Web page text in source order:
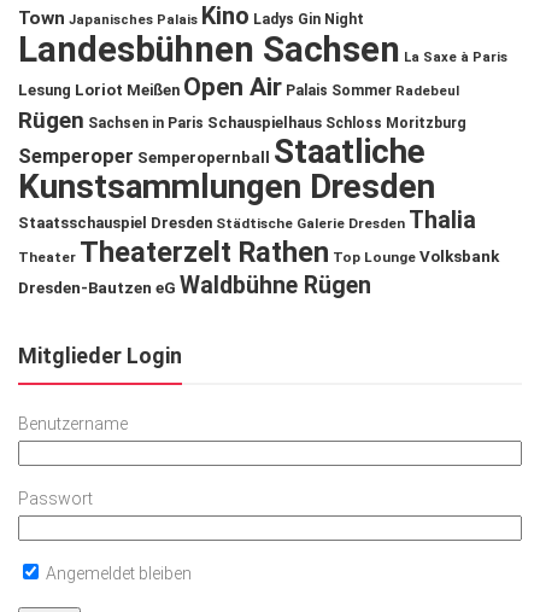
Town Japanisches Palais Kino Ladys Gin Night
Landesbühnen Sachsen La Saxe à Paris
Lesung Loriot Meißen Open Air Palais Sommer Radebeul
Rügen Sachsen in Paris Schauspielhaus Schloss Moritzburg
Semperoper Semperopernball
Staatliche
Kunstsammlungen Dresden
Staatsschauspiel Dresden Städtische Galerie Dresden Thalia
Theater Theaterzelt Rathen Top Lounge Volksbank
Dresden-Bautzen eG Waldbühne Rügen
Mitglieder Login
Benutzername
Passwort
Angemeldet bleiben